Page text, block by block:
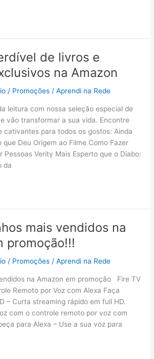
de livros e
na Amazon
/ Promoções /Aprendi na Rede
leitura com nossa seleção especial de
vão transformar a sua vida. Encontre
cativantes para todos os gostos: Ainda
que Deu Origem ao Filme Como Fazer
Pessoas Verity Mais Esperto que o Diabo:
da
mais vendidos na
promoção!!!
/ Promoções /Aprendi na Rede
na Amazon em promoção Fire TV
Remoto por Voz com Alexa Faça
– Curta streaming rápido em full HD.
com o controle remoto por voz com
para Alexa – Use a sua voz para